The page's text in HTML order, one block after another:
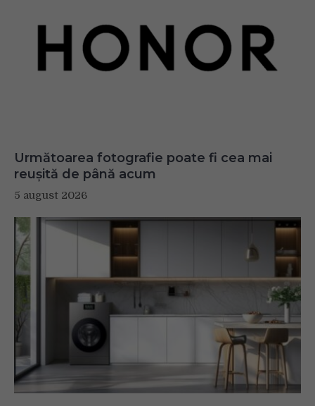
Următoarea fotografie poate fi cea mai
reușită de până acum
5 august 2026